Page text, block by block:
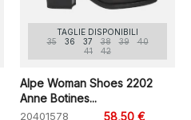
TAGLIE DISPONIBILI
35
36 37 38 39
40
41
42
Alpe Woman Shoes 2202
Anne Botines...
20401578
58,50 €